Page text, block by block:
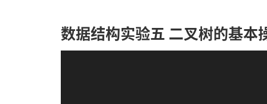
数据结构实验五 二叉树的基本